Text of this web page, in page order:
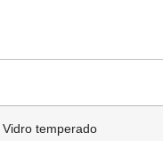
Vidro temperado